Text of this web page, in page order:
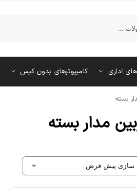
اداری کامپیوترهای بدون کیس
بسته
مدار بسته